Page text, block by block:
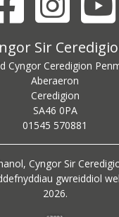
addressSir
Cyngor Ceredigion
Aberaeron
Ceredigion
SA46 0PA
call centre phone
01545 570881
Cyngor Sir
gwreiddiol
2026.